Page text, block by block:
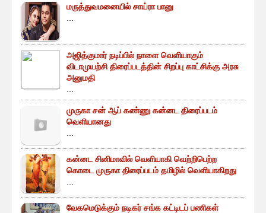
மருத்துவமனையில் சாய்ரா பானு
அஜித்குமார் நடிப்பில் நாளை வெளியாகும்
விடாமுயற்சி திரைப்படத்தின் சிறப்பு காட்சிக்கு அரசு
அனுமதி
முருகா சன் ஆப் கண்ணு கன்னட திரைப்படம்
வெளியானது
கன்னட சினிமாவில் வெளியாகி வெற்றிபெற்ற
கொடை முருகா திரைப்படம் தமிழில் வெளியாகிறது
வேகமெடுக்கும் நடிகர் சங்க கட்டிடப் பணிகள்